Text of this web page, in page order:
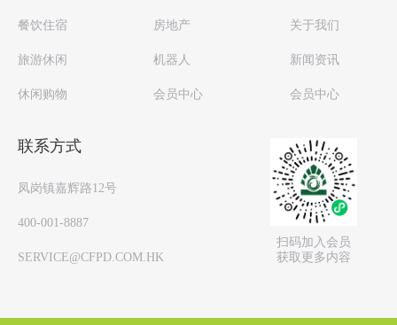
餐饮住宿
旅游休闲
休闲购物
房地产
机器人
会员中心
关于我们
新闻资讯
会员中心
联系方式
凤岗镇嘉辉路12号
400-001-8887
SERVICE@CFPD.COM.HK
扫码加入会员
获取更多内容